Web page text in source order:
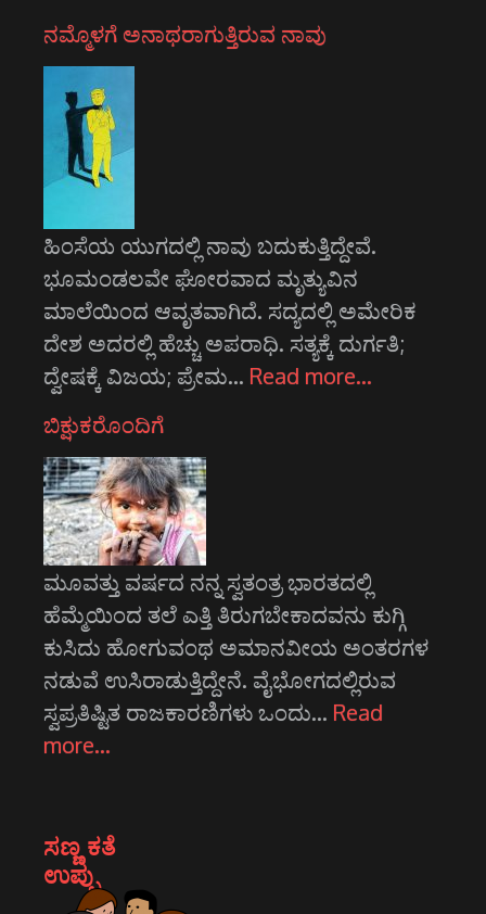
ನಮ್ಮೊಳಗೆ ಅನಾಥರಾಗುತ್ತಿರುವ ನಾವು
ಹಿಂಸೆಯ ಯುಗದಲ್ಲಿ ನಾವು ಬದುಕುತ್ತಿದ್ದೇವೆ.
ಭೂಮಂಡಲವೇ ಘೋರವಾದ ಮೃತ್ಯುವಿನ
ಮಾಲೆಯಿಂದ ಆವೃತವಾಗಿದೆ. ಸದ್ಯದಲ್ಲಿ ಅಮೇರಿಕ
ದೇಶ ಅದರಲ್ಲಿ ಹೆಚ್ಚು ಅಪರಾಧಿ. ಸತ್ಯಕ್ಕೆ ದುರ್ಗತಿ;
ದ್ವೇಷಕ್ಕೆ ವಿಜಯ; ಪ್ರೇಮ… Read more…
ಬಿಕ್ಷುಕರೊಂದಿಗೆ
ಮೂವತ್ತು ವರ್ಷದ ನನ್ನ ಸ್ವತಂತ್ರ ಭಾರತದಲ್ಲಿ
ಹೆಮ್ಮೆಯಿಂದ ತಲೆ ಎತ್ತಿ ತಿರುಗಬೇಕಾದವನು ಕುಗ್ಗಿ
ಕುಸಿದು ಹೋಗುವಂಥ ಅಮಾನವೀಯ ಅಂತರಗಳ
ನಡುವೆ ಉಸಿರಾಡುತ್ತಿದ್ದೇನೆ. ವೈಭೋಗದಲ್ಲಿರುವ
ಸ್ವಪ್ರತಿಷ್ಟಿತ ರಾಜಕಾರಣಿಗಳು ಒಂದು… Read
more…
ಸಣ್ಣ ಕತೆ
ಉಪ್ಪು